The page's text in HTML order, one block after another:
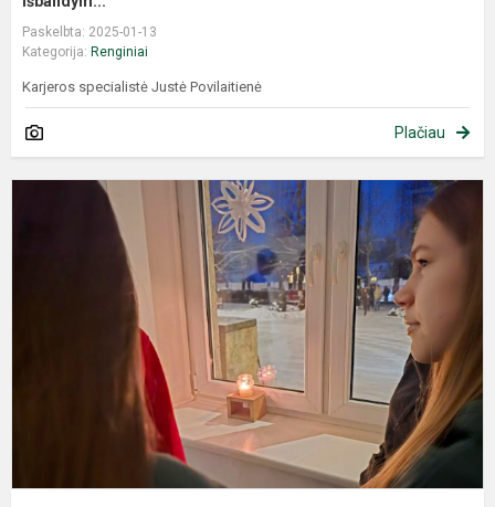
Paskelbta: 2025-01-13
Kategorija: Renginiai
Karjeros specialistė Justė Povilaitienė
Plačiau